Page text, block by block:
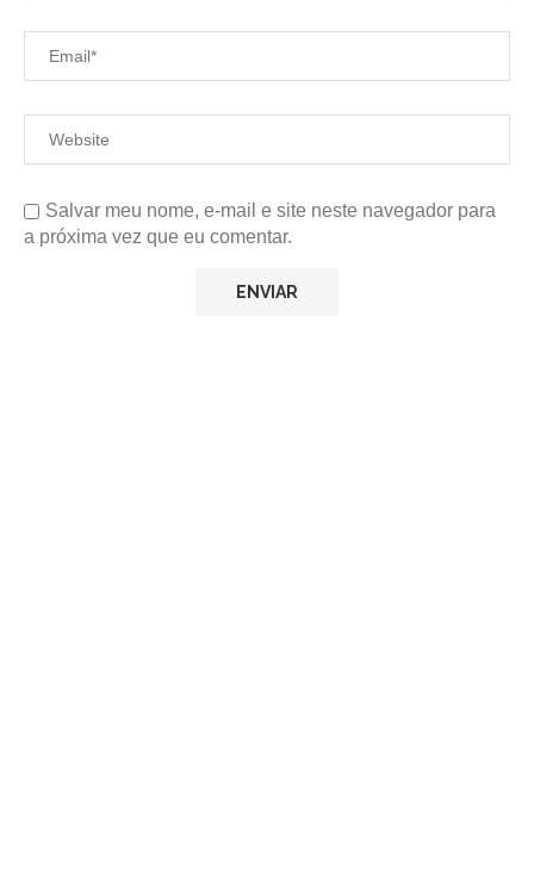
Salvar meu nome, e-mail e site neste navegador para
a próxima vez que eu comentar.